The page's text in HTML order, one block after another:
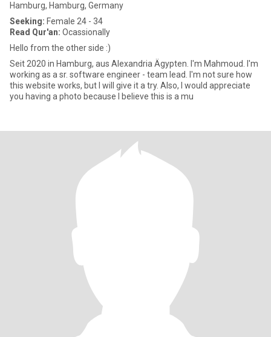
Hamburg, Hamburg, Germany
Seeking: Female 24 - 34
Read Qur'an: Ocassionally
Hello from the other side :)
Seit 2020 in Hamburg, aus Alexandria Ägypten. I'm Mahmoud. I'm
working as a sr. software engineer - team lead. I'm not sure how
this website works, but I will give it a try. Also, I would appreciate
you having a photo because I believe this is a mu